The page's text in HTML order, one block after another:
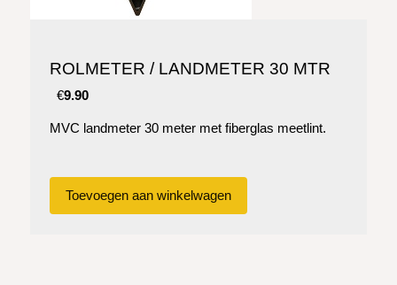
ROLMETER / LANDMETER 30 MTR
€9.90
MVC landmeter 30 meter met fiberglas meetlint.